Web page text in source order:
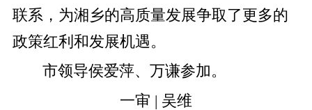
联系，为湘乡的高质量发展争取了更多的
政策红利和发展机遇。
市领导侯爱萍、万谦参加。
一审 | 吴维